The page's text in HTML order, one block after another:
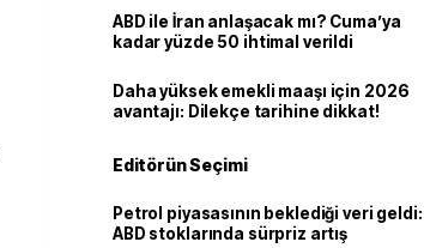
ABD ile İran anlaşacak mı? Cuma’ya
kadar yüzde 50 ihtimal verildi
Daha yüksek emekli maaşı için 2026
avantajı: Dilekçe tarihine dikkat!
Editörün Seçimi
Petrol piyasasının beklediği veri geldi:
ABD stoklarında sürpriz artış